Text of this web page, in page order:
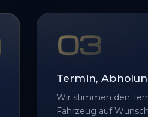
03
Termin,
Wir stimmen den
Fahrzeug auf